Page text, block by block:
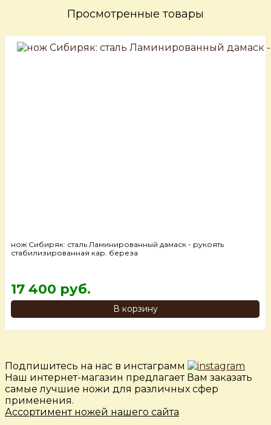
Просмотренные товары
нож Сибиряк: сталь Ламинированный дамаск - рукоять
стабилизированная кар. береза
17 400 руб.
В корзину
Подпишитесь на нас в инстаграмм
Наш интернет-магазин предлагает Вам заказать
самые лучшие ножи для различных сфер
применения.
Ассортимент ножей нашего сайта